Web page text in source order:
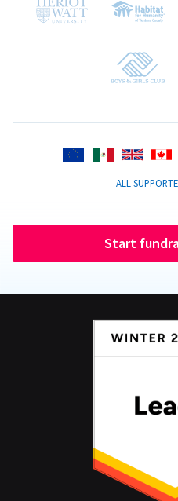
ALL
Start